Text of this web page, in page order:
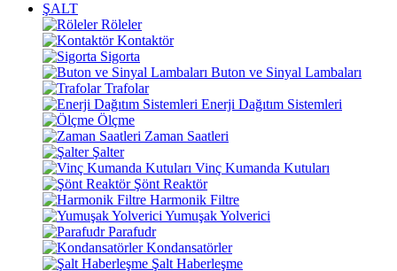
ŞALT
Röleler
Kontaktör
Sigorta
Buton ve Sinyal Lambaları
Trafolar
Enerji Dağıtım Sistemleri
Ölçme
Zaman Saatleri
Şalter
Vinç Kumanda Kutuları
Şönt Reaktör
Harmonik Filtre
Yumuşak Yolverici
Parafudr
Kondansatörler
Şalt Haberleşme